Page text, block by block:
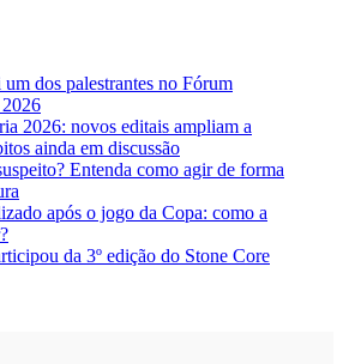
dos palestrantes no Fórum
2026: novos editais ampliam a
ainda em discussão
Entenda como agir de forma
após o jogo da Copa: como a
da 3º edição do Stone Core